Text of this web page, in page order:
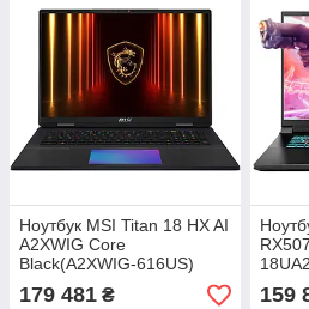
Ноутбук MSI Titan 18 HX AI
A2XWIG Core
Black(A2XWIG-616US)
(18"/Ultra 9
285HX/64/RTX5080/SSD2000/W11)
179 481 ₴ 159